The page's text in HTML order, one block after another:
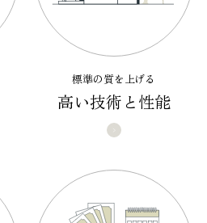
標準の質を上げる
高い技術と性能